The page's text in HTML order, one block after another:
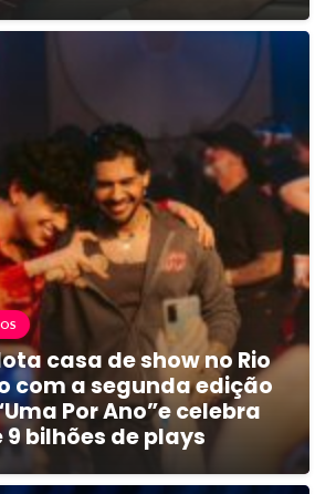
casa de show no Rio
com a segunda edição
Por Ano”e celebra
bilhões de plays